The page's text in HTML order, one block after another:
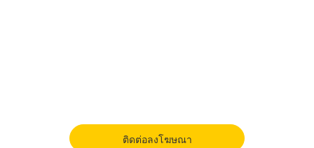
ติดต่อลงโฆษณา